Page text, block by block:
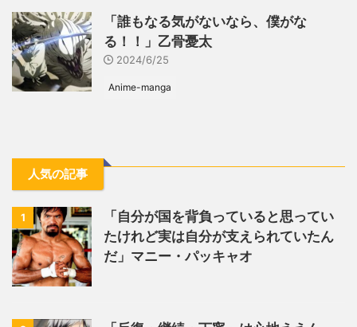
「誰もなる気がないなら、僕がな
る！！」乙骨憂太
2024/6/25
Anime-manga
人気の記事
1
「自分が国を背負っていると思ってい
たけれど実は自分が支えられていたん
だ」マニー・パッキャオ